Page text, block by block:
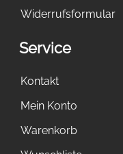
Widerrufsformular
Service
Kontakt
Mein Konto
Warenkorb